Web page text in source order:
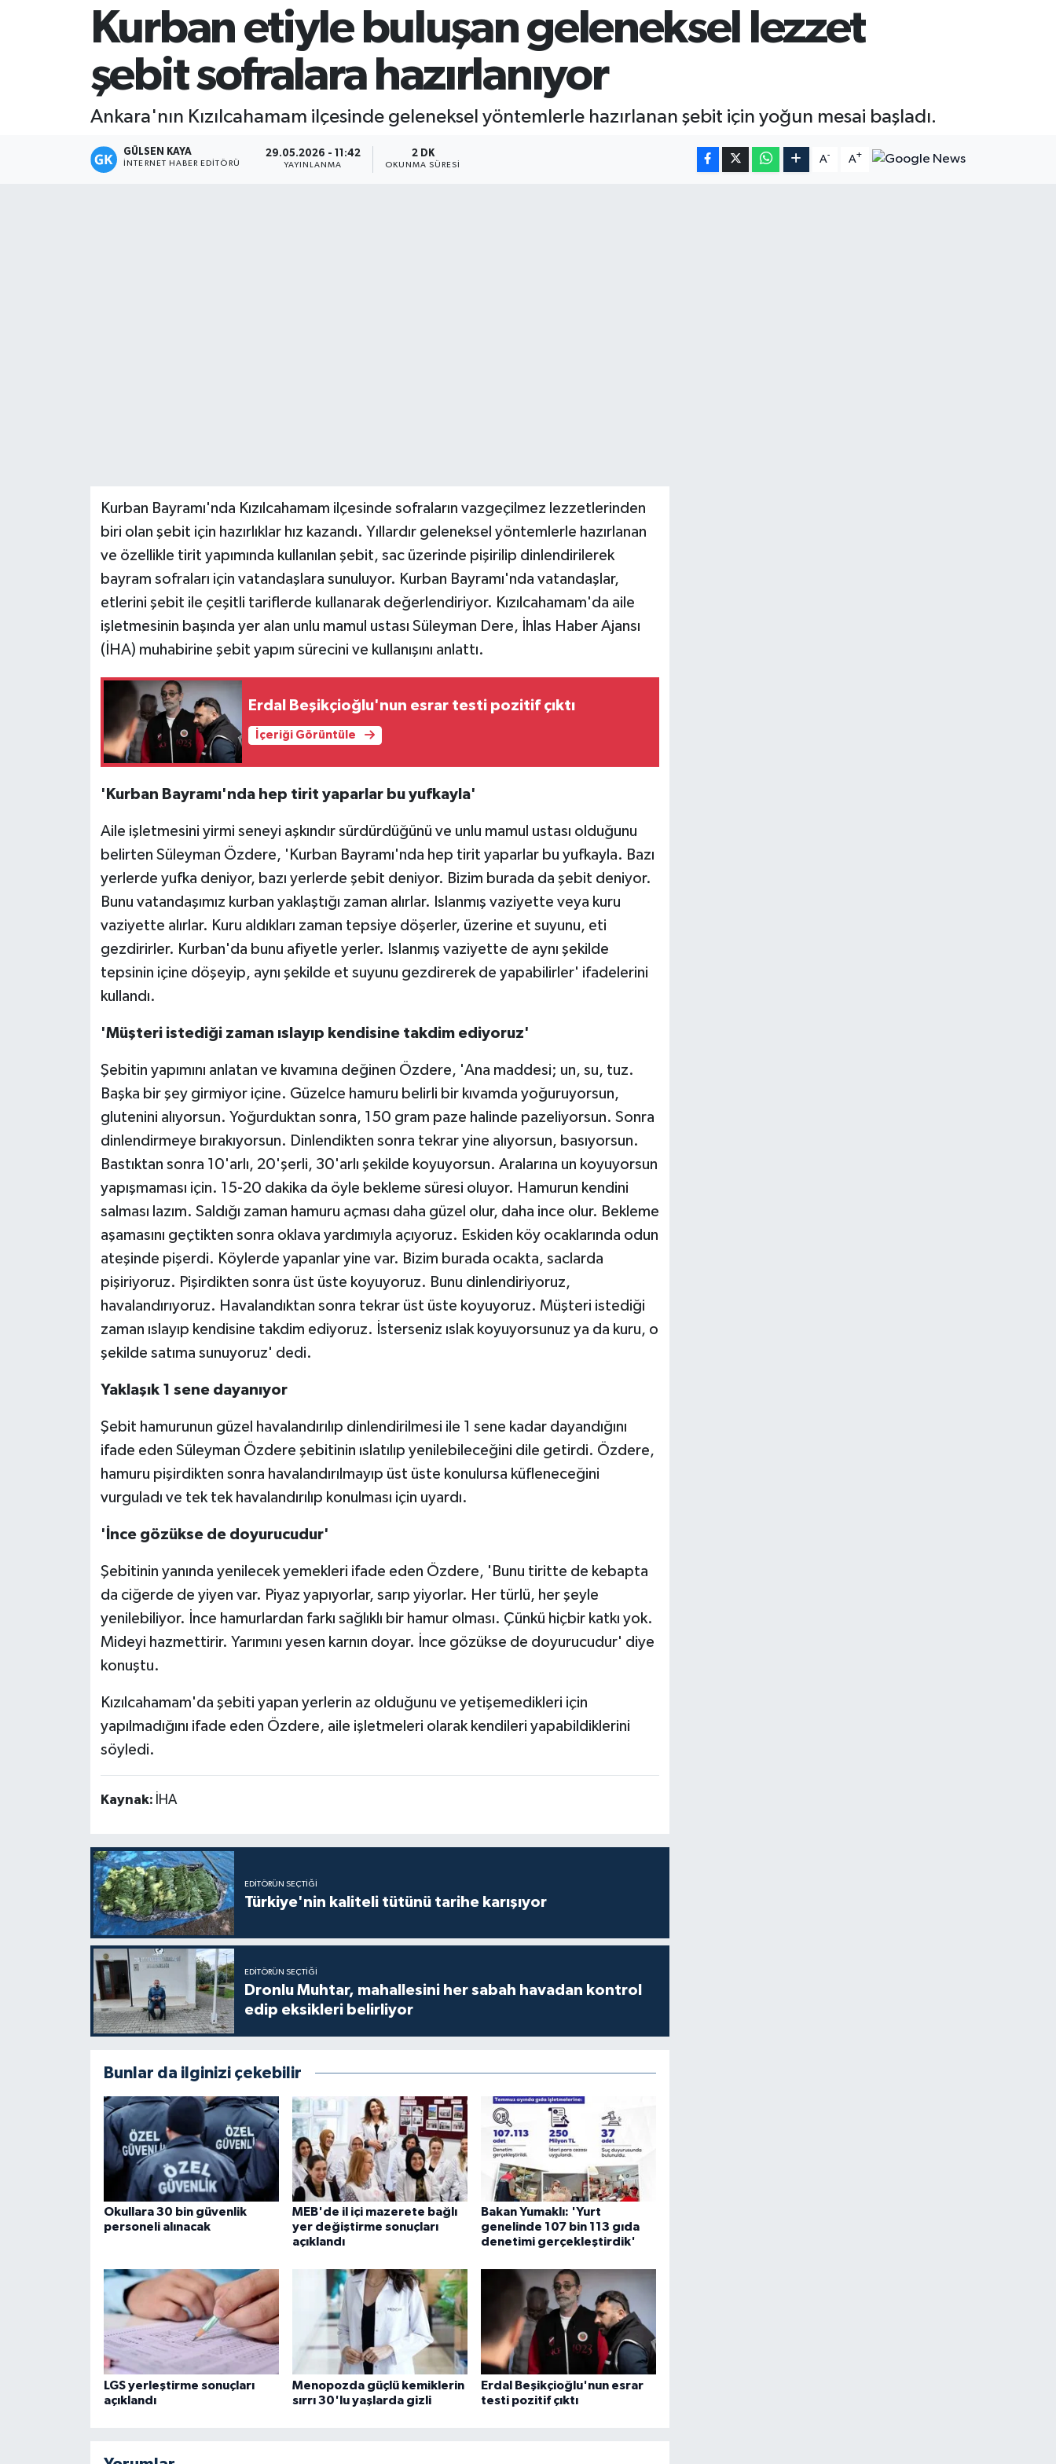
Kurban etiyle buluşan geleneksel lezzet
şebit sofralara hazırlanıyor
Ankara'nın Kızılcahamam ilçesinde geleneksel yöntemlerle hazırlanan şebit için yoğun mesai başladı.
GÜLSEN KAYA
İNTERNET HABER EDITÖRÜ
29.05.2026 - 11:42
YAYINLANMA
2 DK
OKUNMA SÜRESI
A- A+
Kurban Bayramı'nda Kızılcahamam ilçesinde sofraların vazgeçilmez lezzetlerinden
biri olan şebit için hazırlıklar hız kazandı. Yıllardır geleneksel yöntemlerle hazırlanan
ve özellikle tirit yapımında kullanılan şebit, sac üzerinde pişirilip dinlendirilerek
bayram sofraları için vatandaşlara sunuluyor. Kurban Bayramı'nda vatandaşlar,
etlerini şebit ile çeşitli tariflerde kullanarak değerlendiriyor. Kızılcahamam'da aile
işletmesinin başında yer alan unlu mamul ustası Süleyman Dere, İhlas Haber Ajansı
(İHA) muhabirine şebit yapım sürecini ve kullanışını anlattı.
Erdal Beşikçioğlu'nun esrar testi pozitif çıktı
İçeriği Görüntüle
'Kurban Bayramı'nda hep tirit yaparlar bu yufkayla'
Aile işletmesini yirmi seneyi aşkındır sürdürdüğünü ve unlu mamul ustası olduğunu
belirten Süleyman Özdere, 'Kurban Bayramı'nda hep tirit yaparlar bu yufkayla. Bazı
yerlerde yufka deniyor, bazı yerlerde şebit deniyor. Bizim burada da şebit deniyor.
Bunu vatandaşımız kurban yaklaştığı zaman alırlar. Islanmış vaziyette veya kuru
vaziyette alırlar. Kuru aldıkları zaman tepsiye döşerler, üzerine et suyunu, eti
gezdirirler. Kurban'da bunu afiyetle yerler. Islanmış vaziyette de aynı şekilde
tepsinin içine döşeyip, aynı şekilde et suyunu gezdirerek de yapabilirler' ifadelerini
kullandı.
'Müşteri istediği zaman ıslayıp kendisine takdim ediyoruz'
Şebitin yapımını anlatan ve kıvamına değinen Özdere, 'Ana maddesi; un, su, tuz.
Başka bir şey girmiyor içine. Güzelce hamuru belirli bir kıvamda yoğuruyorsun,
glutenini alıyorsun. Yoğurduktan sonra, 150 gram paze halinde pazeliyorsun. Sonra
dinlendirmeye bırakıyorsun. Dinlendikten sonra tekrar yine alıyorsun, basıyorsun.
Bastıktan sonra 10'arlı, 20'şerli, 30'arlı şekilde koyuyorsun. Aralarına un koyuyorsun
yapışmaması için. 15-20 dakika da öyle bekleme süresi oluyor. Hamurun kendini
salması lazım. Saldığı zaman hamuru açması daha güzel olur, daha ince olur. Bekleme
aşamasını geçtikten sonra oklava yardımıyla açıyoruz. Eskiden köy ocaklarında odun
ateşinde pişerdi. Köylerde yapanlar yine var. Bizim burada ocakta, saclarda
pişiriyoruz. Pişirdikten sonra üst üste koyuyoruz. Bunu dinlendiriyoruz,
havalandırıyoruz. Havalandıktan sonra tekrar üst üste koyuyoruz. Müşteri istediği
zaman ıslayıp kendisine takdim ediyoruz. İsterseniz ıslak koyuyorsunuz ya da kuru, o
şekilde satıma sunuyoruz' dedi.
Yaklaşık 1 sene dayanıyor
Şebit hamurunun güzel havalandırılıp dinlendirilmesi ile 1 sene kadar dayandığını
ifade eden Süleyman Özdere şebitinin ıslatılıp yenilebileceğini dile getirdi. Özdere,
hamuru pişirdikten sonra havalandırılmayıp üst üste konulursa küfleneceğini
vurguladı ve tek tek havalandırılıp konulması için uyardı.
'İnce gözükse de doyurucudur'
Şebitinin yanında yenilecek yemekleri ifade eden Özdere, 'Bunu tiritte de kebapta
da ciğerde de yiyen var. Piyaz yapıyorlar, sarıp yiyorlar. Her türlü, her şeyle
yenilebiliyor. İnce hamurlardan farkı sağlıklı bir hamur olması. Çünkü hiçbir katkı yok.
Mideyi hazmettirir. Yarımını yesen karnın doyar. İnce gözükse de doyurucudur' diye
konuştu.
Kızılcahamam'da şebiti yapan yerlerin az olduğunu ve yetişemedikleri için
yapılmadığını ifade eden Özdere, aile işletmeleri olarak kendileri yapabildiklerini
söyledi.
Kaynak: İHA
EDITÖRÜN SEÇTIĞI
Türkiye'nin kaliteli tütünü tarihe karışıyor
EDITÖRÜN SEÇTIĞI
Dronlu Muhtar, mahallesini her sabah havadan kontrol
edip eksikleri belirliyor
Bunlar da ilginizi çekebilir
Okullara 30 bin güvenlik
personeli alınacak
MEB'de il içi mazerete bağlı
yer değiştirme sonuçları
açıklandı
Bakan Yumaklı: 'Yurt
genelinde 107 bin 113 gıda
denetimi gerçekleştirdik'
LGS yerleştirme sonuçları
açıklandı
Menopozda güçlü kemiklerin
sırrı 30'lu yaşlarda gizli
Erdal Beşikçioğlu'nun esrar
testi pozitif çıktı
Mersin Tarihi
Özel Haber